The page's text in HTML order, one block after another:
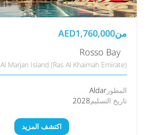
من AED1,760,000
Rosso Bay⠀
Al Marjan Island (Ras Al Khaimah Emirate)
المطور Aldar
تاريخ التسليم2028
اكتشف المزيد